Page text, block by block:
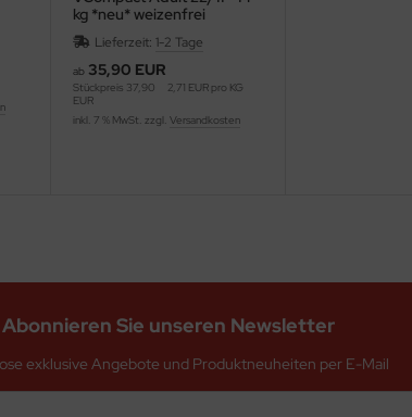
kg *neu* weizenfrei
Lieferzeit: 1-2 Tage
ab 35,90 EUR
Stückpreis 37,90
EUR
2,71 EUR pro KG
inkl. 7 % MwSt. zzgl. Versandkosten
Abonnieren Sie unseren Newsletter
exklusive Angebote und Produktneuheiten per E-Mail